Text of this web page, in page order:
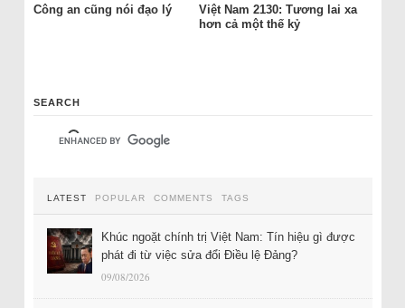
Công an cũng nói đạo lý
Việt Nam 2130: Tương lai xa
hơn cả một thế kỷ
SEARCH
LATEST POPULAR COMMENTS TAGS
Khúc ngoặt chính trị Việt Nam: Tín hiệu gì được
phát đi từ việc sửa đổi Điều lệ Đảng?
09/08/2026